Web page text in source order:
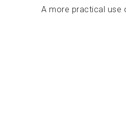
A more practical use